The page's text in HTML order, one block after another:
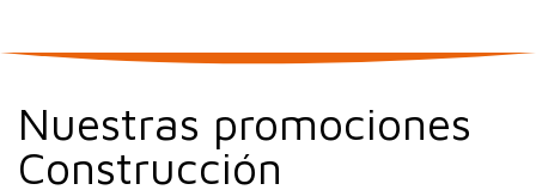
Nuestras promociones
Construcción